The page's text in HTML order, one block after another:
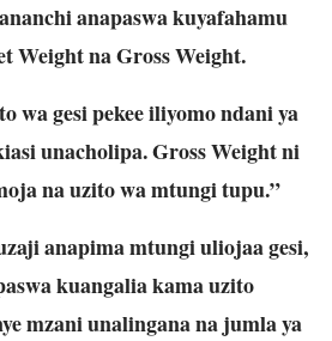
anapaswa kuyafahamu
Weight na Gross Weight.
wa gesi pekee iliyomo ndani ya
unacholipa. Gross Weight ni
na uzito wa mtungi tupu.”
anapima mtungi uliojaa gesi,
kuangalia kama uzito
mzani unalingana na jumla ya